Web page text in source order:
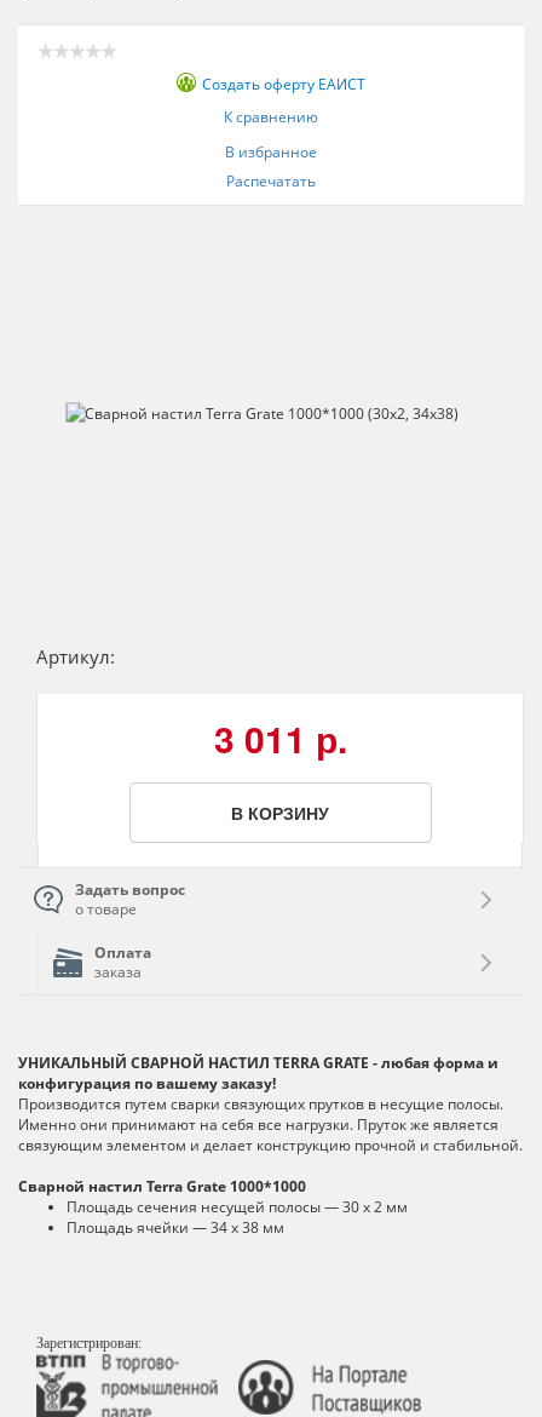
Создать оферту ЕАИСТ
К сравнению
В избранное
Распечатать
Артикул:
3 011 р.
В КОРЗИНУ
Задать вопрос
о товаре
Оплата
заказа
УНИКАЛЬНЫЙ СВАРНОЙ НАСТИЛ TERRA GRATE - любая форма и
конфигурация по вашему заказу!
Производится путем сварки связующих прутков в несущие полосы.
Именно они принимают на себя все нагрузки. Пруток же является
связующим элементом и делает конструкцию прочной и стабильной.
Сварной настил Terra Grate 1000*1000
Площадь сечения несущей полосы — 30 х 2 мм
Площадь ячейки — 34 х 38 мм
Зарегистрирован: